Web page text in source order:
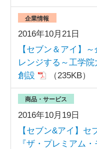
2016年10月21日
企業情報
【セブン＆アイ】
レンジする～工学
創設
（235KB）
2016年10月19日
商品・サービス
【セブン&アイ】セ
『ザ・プレミアム